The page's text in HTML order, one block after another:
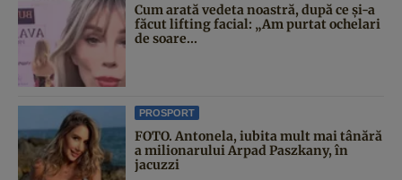
Cum arată vedeta noastră, după ce și-a
făcut lifting facial: „Am purtat ochelari
de soare...
PROSPORT
FOTO. Antonela, iubita mult mai tânără
a milionarului Arpad Paszkany, în
jacuzzi